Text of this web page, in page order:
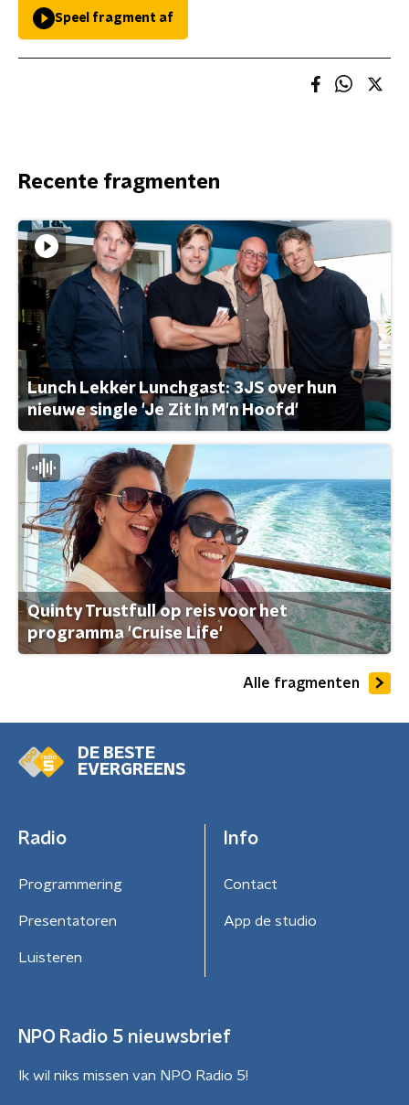
Speel fragment af
Recente fragmenten
Lunch Lekker Lunchgast: 3JS over hun
nieuwe single 'Je Zit In M'n Hoofd'
Quinty Trustfull op reis voor het
programma 'Cruise Life'
Alle fragmenten
DE BESTE
EVERGREENS
Radio
Programmering
Presentatoren
Luisteren
Info
Contact
App de studio
NPO Radio 5 nieuwsbrief
Ik wil niks missen van NPO Radio 5!